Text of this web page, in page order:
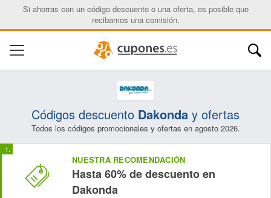
Si ahorras con un código descuento o una oferta, es posible que
recibamos una comisión.
Códigos descuento Dakonda y ofertas
Todos los códigos promocionales y ofertas en agosto 2026.
NUESTRA RECOMENDACIÓN
Hasta 60% de descuento en
Dakonda